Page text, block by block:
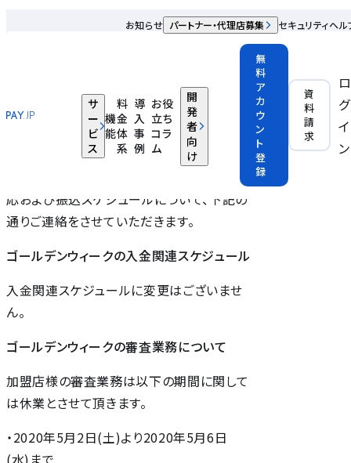
サ
ー
ビ
ス
機
能
料
金
体
系
導
入
事
例
お役
立ち
コラ
ム
開
発
者
向
け
お知らせ パートナー・代理店募集 セキュリティヘル
無
料
ア
カ
ウ
ン
ト
登
録
資
料
請
求
ロ
グ
イ
ン
2020年ゴールデンウィーク休業期間のお知らせ
日頃から弊社サービスのPAY.JP / PAY IDを
ご利用いただきまして誠にありがとうござい
2020年度のゴールデンウィーク期間（2020
年5月2日〜2020年5月6日）のお申込み対
応および振込スケジュールについて、下記の
通りご連絡をさせていただきます。
ゴールデンウィークの入金関連スケジュール
入金関連スケジュールに変更はございませ
ん。
ゴールデンウィークの審査業務について
加盟店様の審査業務は以下の期間に関して
は休業とさせて頂きます。
・2020年5月2日(土)より2020年5月6日
(水)まで